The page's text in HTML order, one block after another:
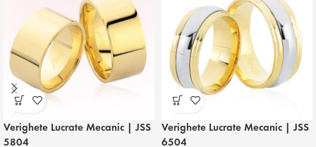
Verighete Lucrate Mecanic | JSS
5804
Verighete Lucrate Mecanic | JSS
6504